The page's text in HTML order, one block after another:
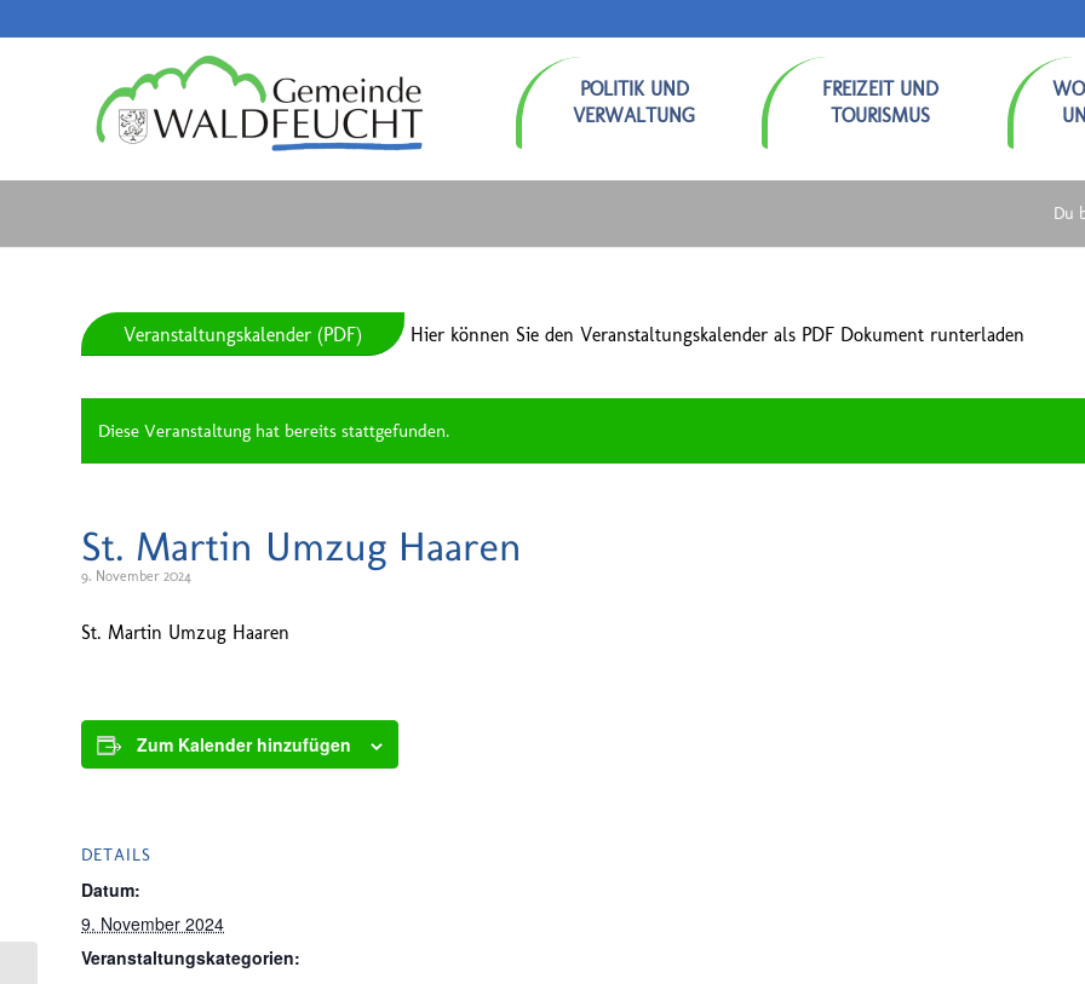
POLITIK UND
VERWALTUNG
FREIZEIT UND
TOURISMUS
Du
Veranstaltungskalender (PDF) Hier können Sie den Veranstaltungskalender als PDF Dokument runterladen
Diese Veranstaltung hat bereits stattgefunden.
St. Martin Umzug Haaren
9. November 2024
St. Martin Umzug Haaren
Zum Kalender hinzufügen
DETAILS
Datum:
9. November 2024
Veranstaltungskategorien: